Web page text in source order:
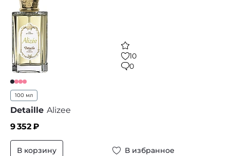
10
0
100 мл
Detaille Alizee
9 352₽
В корзину В избранное